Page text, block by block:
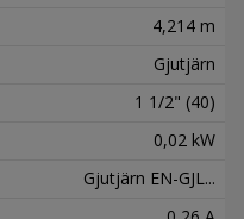
4,214 m
Gjutjärn
1 1/2" (40)
0,02 kW
Gjutjärn EN-GJL...